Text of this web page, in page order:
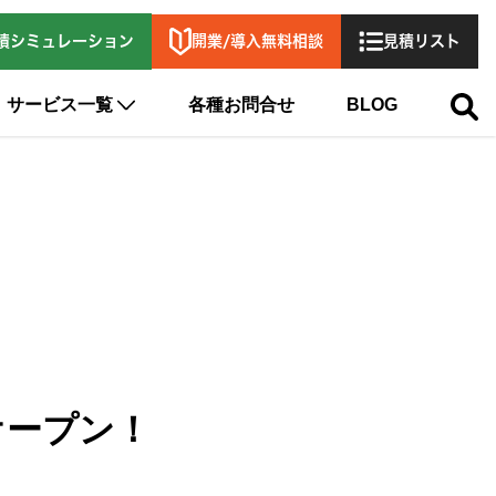
シミュレーション 開業/導入無料相談 見積リスト
サービス一覧 各種お問合せ BLOG
プン！